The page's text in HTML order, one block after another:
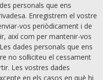
personals que ens
Enregistrem el vostre
vos periòdicament i de
així com per mantenir-vos
dades personals que ens
no sol·liciteu el cessament
Les vostres dades
en els casos en què hi